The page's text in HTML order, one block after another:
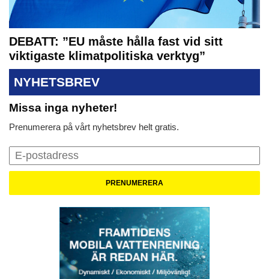
DEBATT: ”EU måste hålla fast vid sitt
viktigaste klimatpolitiska verktyg”
NYHETSBREV
Missa inga nyheter!
Prenumerera på vårt nyhetsbrev helt gratis.